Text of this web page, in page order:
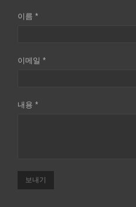
이름 *
이메일 *
내용 *
보내기